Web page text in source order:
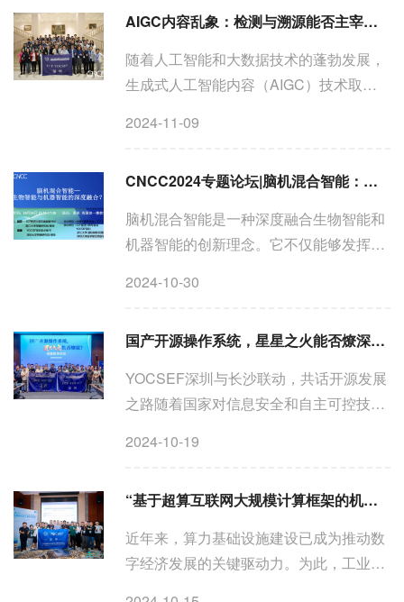
信息、偏见和不当内容的传播，增... AIGC内容乱象：检测与溯源能否主宰乾坤？
随着人工智能和大数据技术的蓬勃发展，
生成式人工智能内容（AIGC）技术取得
态。从艺术创作到文本写作，AIGC为创
提升了内容生产的效率和多...
2024-11-09
CNCC2024专题论坛|脑机混合智能：生物智能与机器智能的深度融合
脑机混合智能是一种深度融合生物智能和
机器智能的创新理念。它不仅能够发挥计
优势，还能弥补人类在感知、推理、学习
自优势的互补，系统在...
2024-10-30
国产开源操作系统，星星之火能否燎深度技术论坛在深举办，开启开源系列论坛序幕
YOCSEF深圳与长沙联动，共话开源发展
之路随着国家对信息安全和自主可控技术
间内实现了从无到有的突破，但整体生态
日，YOCSEF深圳长沙在深...
2024-10-19
“基于超算互联网大规模计算框架的机遇和挑战”技术论坛在HPC CHINA 2024学术年会举办
近年来，算力基础设施建设已成为推动数
字经济发展的关键驱动力。为此，工业和